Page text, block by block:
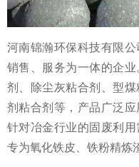
河南锦瀚环保科技有限公
销售、服务为一体的企
剂、除尘灰粘合剂、型
剂粘合剂等，产品广泛应
针对冶金行业的固废利
专为氧化铁皮、铁粉精炼